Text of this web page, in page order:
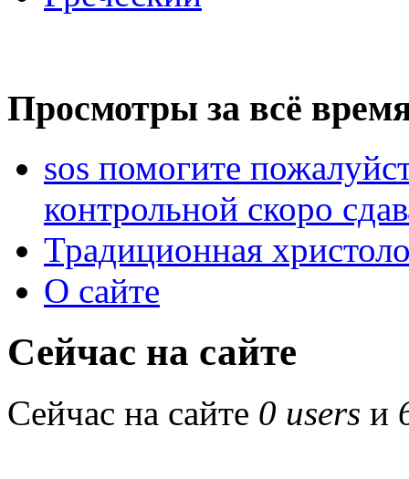
Просмотры за всё
sos помогите
контрольной скоро
Традиционная
О сайте
Сейчас на сайте
Сейчас на сайте 0 users и